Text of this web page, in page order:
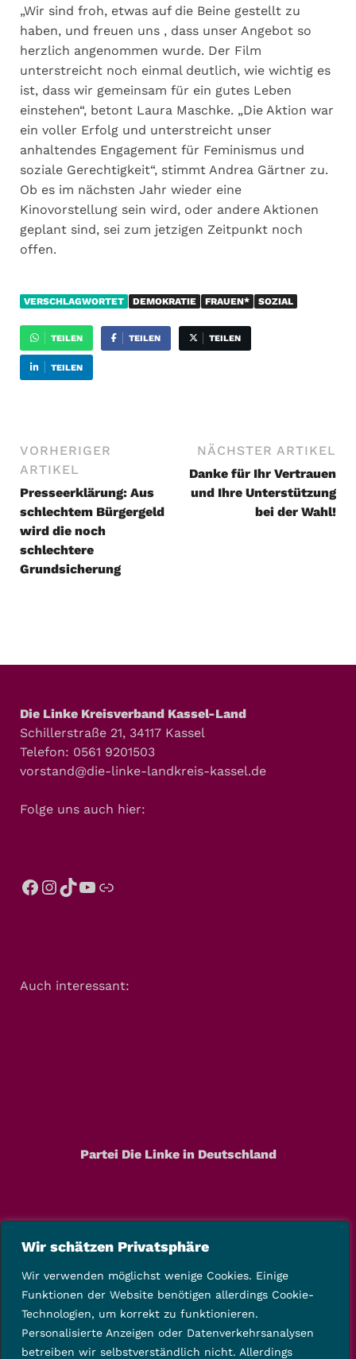
Wir schätzen Privatsphäre
Wir verwenden möglichst wenige Cookies. Einige
Funktionen der Website benötigen allerdings Cookie-
Technologien, um korrekt zu funktionieren.
Personalisierte Anzeigen oder Datenverkehrsanalysen
betreiben wir selbstverständlich nicht. Allerdings
„Wir sind froh, etwas auf die Beine gestellt zu
haben, und freuen uns , dass unser Angebot so
herzlich angenommen wurde. Der Film
unterstreicht noch einmal deutlich, wie wichtig es
ist, dass wir gemeinsam für ein gutes Leben
einstehen“, betont Laura Maschke. „Die Aktion war
ein voller Erfolg und unterstreicht unser
anhaltendes Engagement für Feminismus und
soziale Gerechtigkeit“, stimmt Andrea Gärtner zu.
Ob es im nächsten Jahr wieder eine
Kinovorstellung sein wird, oder andere Aktionen
geplant sind, sei zum jetzigen Zeitpunkt noch
offen.
VERSCHLAGWORTET DEMOKRATIE FRAUEN* SOZIAL
TEILEN TEILEN TEILEN
TEILEN
VORHERIGER
ARTIKEL
Presseerklärung: Aus
schlechtem Bürgergeld
wird die noch
schlechtere
Grundsicherung
NÄCHSTER ARTIKEL
Danke für Ihr Vertrauen
und Ihre Unterstützung
bei der Wahl!
Die Linke Kreisverband Kassel-Land
Schillerstraße 21, 34117 Kassel
Telefon: 0561 9201503
vorstand@die-linke-landkreis-kassel.de
Folge uns auch hier:
Auch interessant:
Partei Die Linke in Deutschland